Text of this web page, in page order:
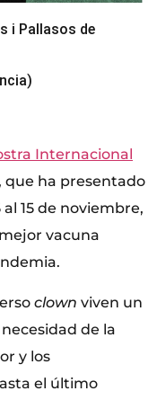
i Pallasos de
Internacional
que ha presentado
15 de noviembre,
vacuna
clown viven un
de la
y los
el último